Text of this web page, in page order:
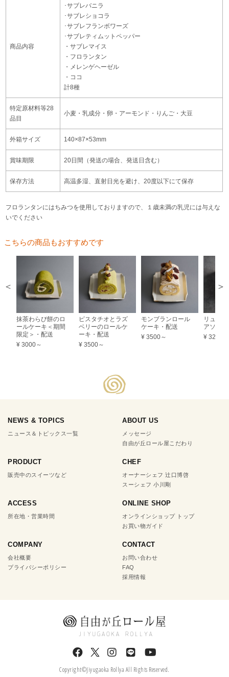
商品内容
･サブレバニラ
･サブレショコラ
･サブレフランボワーズ
･サブレティムットペッパー
・サブレマイス
・フロランタン
・メレンゲヘーゼル
・ココ
計8種
特定原材料等28
品目
小麦・乳成分・卵・アーモンド・りんご・大豆
外箱サイズ 140×87×53mm
賞味期限 20日間（発送の場合、発送日含む）
保存方法 高温多湿、直射日光を避け、20度以下にて保存
フロランタンにはちみつを使用しておりますので、１歳未満の乳児には与えな
いでください
こちらの商品もおすすめです
ピスタチオとラズ
ベリーのロールケ
ーキ・配送
¥ 3500～
モンブランロール
ケーキ・配送
¥ 3500～
リュクス サブレ
アソート
¥ 3200
ジュレ
の詰合
¥ 3500
NEWS & TOPICS
ニュース＆トピックス一覧
ABOUT US
メッセージ
自由が丘ロール屋こだわり
PRODUCT
販売中のスイーツなど
CHEF
オーナーシェフ 辻口博啓
スーシェフ 小川剛
ACCESS
所在地・営業時間
ONLINE SHOP
オンラインショップ トップ
お買い物ガイド
COMPANY
会社概要
プライバシーポリシー
CONTACT
お問い合わせ
FAQ
採用情報
Copyright©Jiyugaoka Rollya All Rights Reserved.